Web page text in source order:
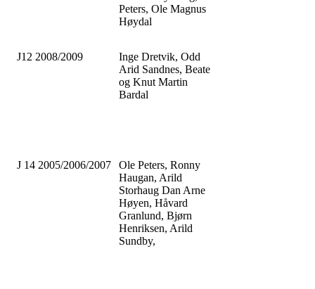
Peters, Ole Magnus
Høydal
J12 2008/2009
Inge Dretvik, Odd
Arid Sandnes, Beate
og Knut Martin
Bardal
J 14 2005/2006/2007
Ole Peters, Ronny
Haugan, Arild
Storhaug Dan Arne
Høyen, Håvard
Granlund, Bjørn
Henriksen, Arild
Sundby,